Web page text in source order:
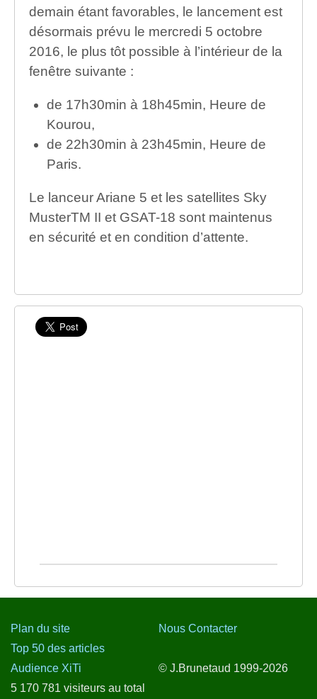
demain étant favorables, le lancement est
désormais prévu le mercredi 5 octobre
2016, le plus tôt possible à l’intérieur de la
fenêtre suivante :
de 17h30min à 18h45min, Heure de
Kourou,
de 22h30min à 23h45min, Heure de
Paris.
Le lanceur Ariane 5 et les satellites Sky
MusterTM II et GSAT-18 sont maintenus
en sécurité et en condition d’attente.
Plan du site
Top 50 des articles
Audience XiTi
5 170 781 visiteurs au total
Nous Contacter
© J.Brunetaud 1999-2026